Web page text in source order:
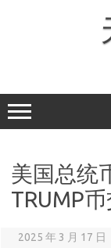
美国总统
TRUMP
2025 年 3 月 17 日